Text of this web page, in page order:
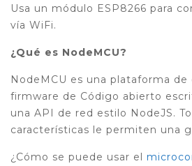
Usa un módulo ESP8266 para
vía WiFi.
¿Qué es NodeMCU?
NodeMCU es una plataforma de
firmware de Código abierto
una API de red estilo NodeJS.
características le permiten una
¿Cómo se puede usar el